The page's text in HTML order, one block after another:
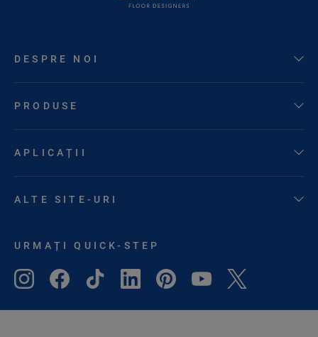
DESPRE NOI
PRODUSE
APLICAȚII
ALTE SITE-URI
URMAȚI QUICK-STEP